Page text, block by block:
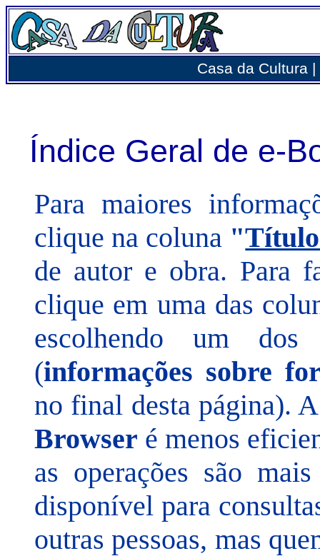
Casa da Cultura
Índice Geral de e-
Para maiores
clique na coluna "
de autor e obra. Para
clique em uma das
escolhendo um dos
(informações sobre
no final desta página).
Browser é menos
as operações são
disponível para
outras pessoas, mas